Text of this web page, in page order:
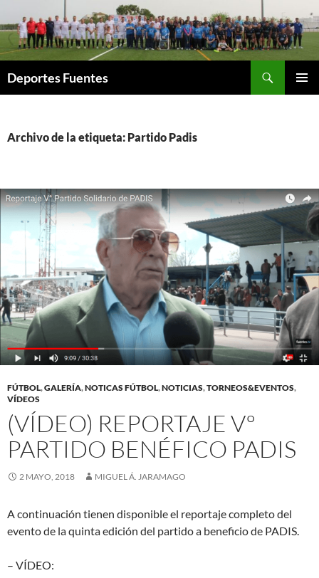
al
contenido
Deportes Fuentes
Archivo de la etiqueta: Partido Padis
FÚTBOL,GALERÍA,NOTICAS FÚTBOL,NOTICIAS,TORNEOS&EVENTOS,
VÍDEOS
(VÍDEO) REPORTAJE Vº
PARTIDO BENÉFICO PADIS
2 MAYO, 2018 MIGUEL Á. JARAMAGO
A continuación tienen disponible el reportaje completo del
evento de la quinta edición del partido a beneficio de PADIS.
– VÍDEO: